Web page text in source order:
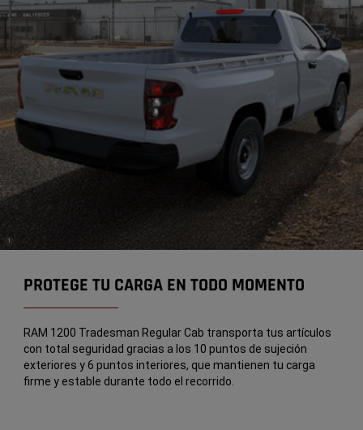
PROTEGE TU CARGA EN TODO MOMENTO
RAM 1200 Tradesman Regular Cab transporta tus artículos
con total seguridad gracias a los 10 puntos de sujeción
exteriores y 6 puntos interiores, que mantienen tu carga
firme y estable durante todo el recorrido.
1